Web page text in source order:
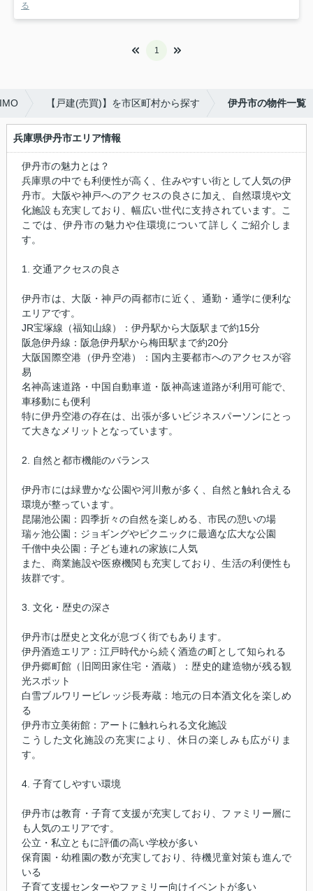
る
1
【戸建(売買)】を市区町村から探す 伊丹市の物件一覧
兵庫県伊丹市エリア情報
伊丹市の魅力とは？
兵庫県の中でも利便性が高く、住みやすい街として人気の伊
丹市。大阪や神戸へのアクセスの良さに加え、自然環境や文
化施設も充実しており、幅広い世代に支持されています。こ
こでは、伊丹市の魅力や住環境について詳しくご紹介しま
す。
1. 交通アクセスの良さ
伊丹市は、大阪・神戸の両都市に近く、通勤・通学に便利な
エリアです。
JR宝塚線（福知山線）：伊丹駅から大阪駅まで約15分
阪急伊丹線：阪急伊丹駅から梅田駅まで約20分
大阪国際空港（伊丹空港）：国内主要都市へのアクセスが容
易
名神高速道路・中国自動車道・阪神高速道路が利用可能で、
車移動にも便利
特に伊丹空港の存在は、出張が多いビジネスパーソンにとっ
て大きなメリットとなっています。
2. 自然と都市機能のバランス
伊丹市には緑豊かな公園や河川敷が多く、自然と触れ合える
環境が整っています。
昆陽池公園：四季折々の自然を楽しめる、市民の憩いの場
瑞ヶ池公園：ジョギングやピクニックに最適な広大な公園
千僧中央公園：子ども連れの家族に人気
また、商業施設や医療機関も充実しており、生活の利便性も
抜群です。
3. 文化・歴史の深さ
伊丹市は歴史と文化が息づく街でもあります。
伊丹酒造エリア：江戸時代から続く酒造の町として知られる
伊丹郷町館（旧岡田家住宅・酒蔵）：歴史的建造物が残る観
光スポット
白雪ブルワリービレッジ長寿蔵：地元の日本酒文化を楽しめ
る
伊丹市立美術館：アートに触れられる文化施設
こうした文化施設の充実により、休日の楽しみも広がりま
す。
4. 子育てしやすい環境
伊丹市は教育・子育て支援が充実しており、ファミリー層に
も人気のエリアです。
公立・私立ともに評価の高い学校が多い
保育園・幼稚園の数が充実しており、待機児童対策も進んで
いる
子育て支援センターやファミリー向けイベントが多い